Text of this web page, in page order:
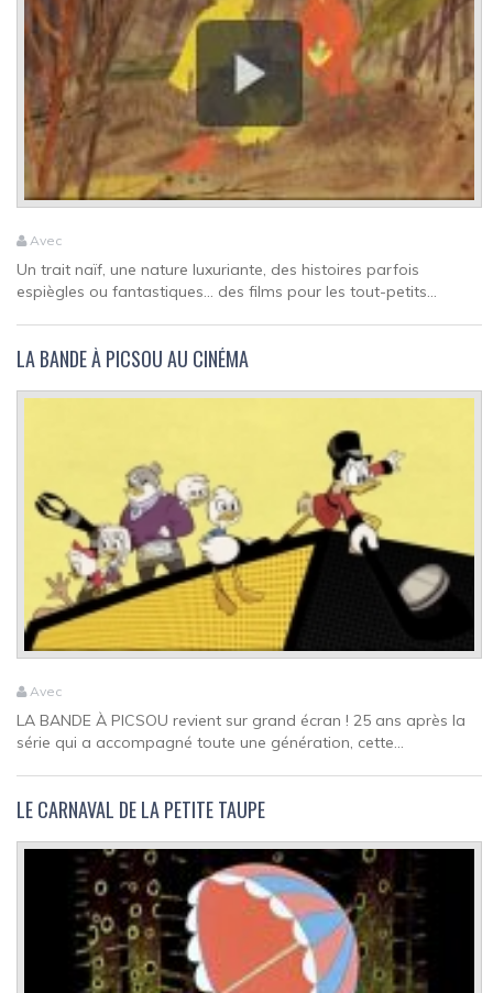
Avec
Un trait naïf, une nature luxuriante, des histoires parfois
espiègles ou fantastiques... des films pour les tout-petits...
LA BANDE À PICSOU AU CINÉMA
Avec
LA BANDE À PICSOU revient sur grand écran ! 25 ans après la
série qui a accompagné toute une génération, cette...
LE CARNAVAL DE LA PETITE TAUPE